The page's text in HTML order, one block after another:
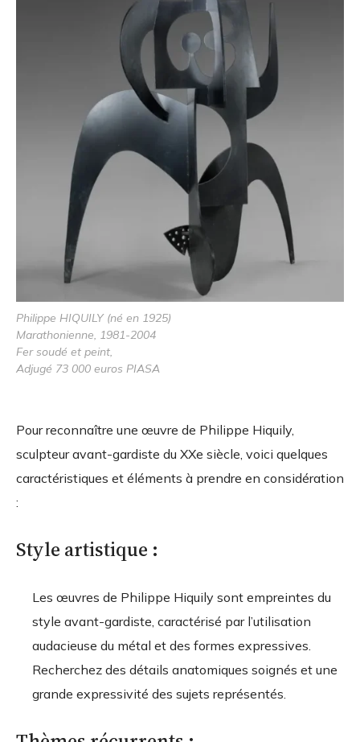
Philippe HIQUILY (né en 1925)
Marathonienne, 1981-2004
Fer soudé et peint,
Adjugé 73 000 euros PIASA
Pour reconnaître une œuvre de Philippe Hiquily,
sculpteur avant-gardiste du XXe siècle, voici quelques
caractéristiques et éléments à prendre en considération
:
Style artistique :
Les œuvres de Philippe Hiquily sont empreintes du
style avant-gardiste, caractérisé par l’utilisation
audacieuse du métal et des formes expressives.
Recherchez des détails anatomiques soignés et une
grande expressivité des sujets représentés.